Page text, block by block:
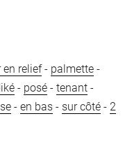
en relief- palmette -
- posé -tenant -
-en bas - sur côté - 2